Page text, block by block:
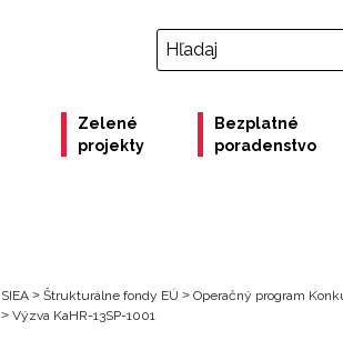
Zelené
projekty
Bezplatné
poradenstvo
SIEA > Štrukturálne fondy EÚ > Operačný program
> Výzva KaHR-13SP-1001